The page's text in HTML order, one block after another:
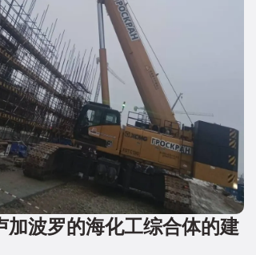
加波罗的海化工综合体的建